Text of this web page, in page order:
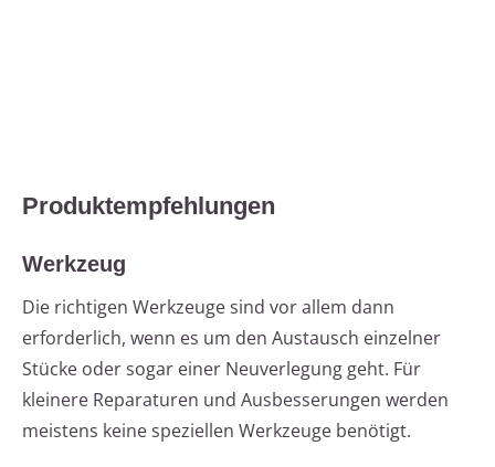
Produktempfehlungen
Werkzeug
Die richtigen Werkzeuge sind vor allem dann
erforderlich, wenn es um den Austausch einzelner
Stücke oder sogar einer Neuverlegung geht. Für
kleinere Reparaturen und Ausbesserungen werden
meistens keine speziellen Werkzeuge benötigt.